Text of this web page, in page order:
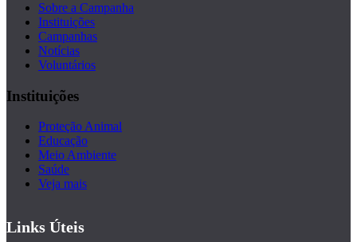
Sobre a Campanha
Instituições
Campanhas
Notícias
Voluntários
Instituições
Proteção Animal
Educação
Meio Ambiente
Saúde
Veja mais
Links Úteis